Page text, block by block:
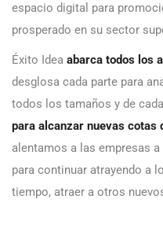
espacio digital para
prosperado en su sector
Éxito Idea abarca todos los
desglosa cada parte para
todos los tamaños y de
para alcanzar nuevas cotas
alentamos a las empresas
para continuar atrayendo a
tiempo, atraer a otros